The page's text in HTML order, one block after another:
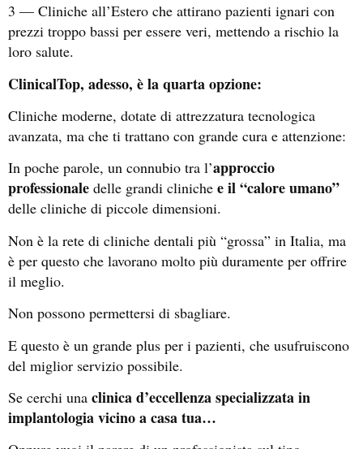
3 — Cliniche all’Estero che attirano pazienti ignari con
prezzi troppo bassi per essere veri, mettendo a rischio la
loro salute.
ClinicalTop, adesso, è la quarta opzione:
Cliniche moderne, dotate di attrezzatura tecnologica
avanzata, ma che ti trattano con grande cura e attenzione:
In poche parole, un connubio tra l’approccio
professionale delle grandi cliniche e il “calore umano”
delle cliniche di piccole dimensioni.
Non è la rete di cliniche dentali più “grossa” in Italia, ma
è per questo che lavorano molto più duramente per offrire
il meglio.
Non possono permettersi di sbagliare.
E questo è un grande plus per i pazienti, che usufruiscono
del miglior servizio possibile.
Se cerchi una clinica d’eccellenza specializzata in
implantologia vicino a casa tua…